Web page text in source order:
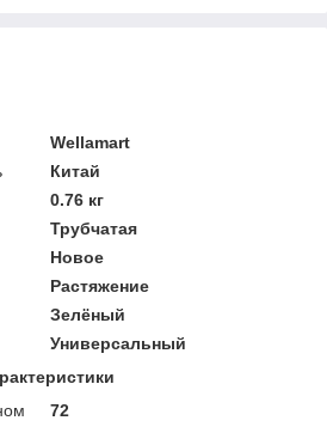
Wellamart
Китай
0.76 кг
Трубчатая
Новое
Растяжение
Зелёный
Универсальный
72